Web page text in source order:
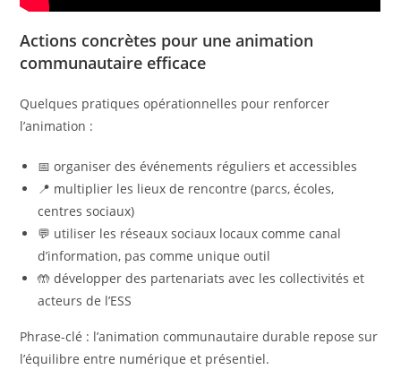
Actions concrètes pour une animation
communautaire efficace
Quelques pratiques opérationnelles pour renforcer
l’animation :
📅 organiser des événements réguliers et accessibles
📍 multiplier les lieux de rencontre (parcs, écoles,
centres sociaux)
💬 utiliser les réseaux sociaux locaux comme canal
d’information, pas comme unique outil
🤲 développer des partenariats avec les collectivités et
acteurs de l’ESS
Phrase-clé : l’animation communautaire durable repose sur
l’équilibre entre numérique et présentiel.